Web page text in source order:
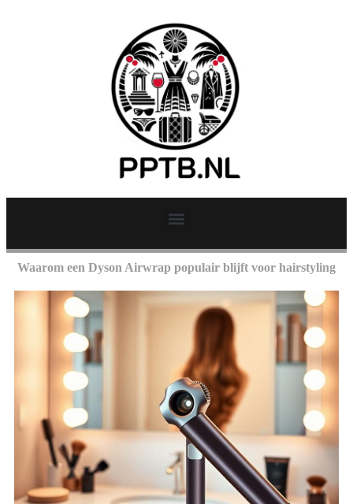
Waarom een Dyson Airwrap populair blijft voor hairstyling